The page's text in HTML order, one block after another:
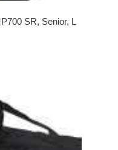
SR, Senior, L